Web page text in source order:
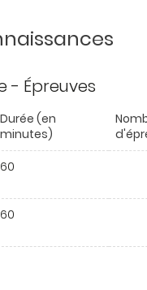
- Épreuves
Durée (en
minutes)
60
60